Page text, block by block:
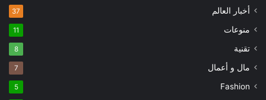
أخبار العالم 37
منوعات 11
تقنية 8
مال و أعمال 7
Fashion
5